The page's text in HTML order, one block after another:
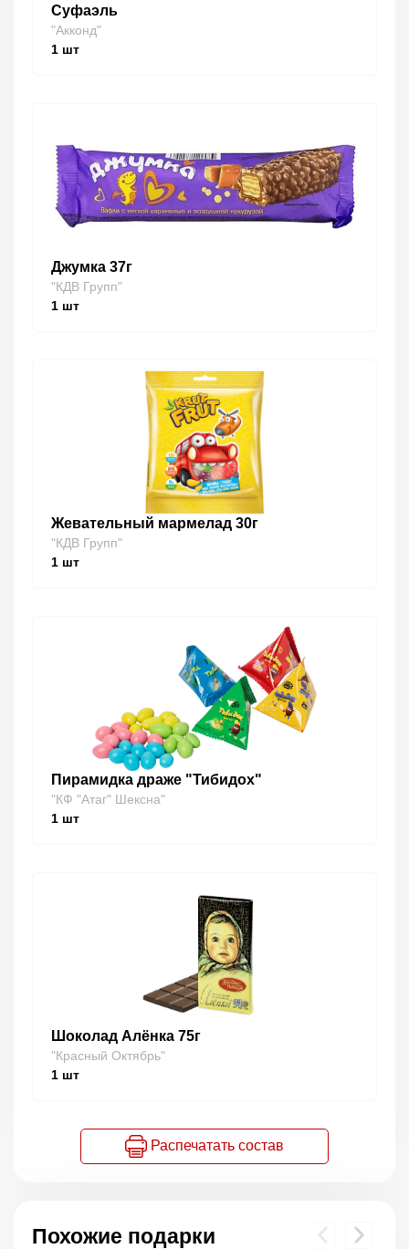
Суфаэль
"Акконд"
1 шт
Джумка 37г
"КДВ Групп"
1 шт
Жевательный мармелад 30г
"КДВ Групп"
1 шт
Пирамидка драже "Тибидох"
"КФ "Атаг" Шексна"
1 шт
Шоколад Алёнка 75г
"Красный Октябрь"
1 шт
Распечатать состав
Похожие подарки